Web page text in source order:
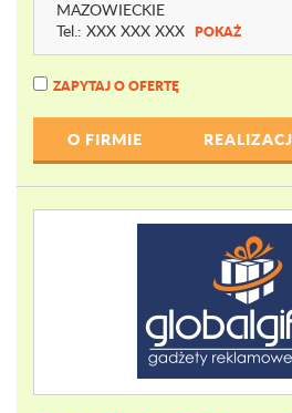
MAZOWIECKIE
Tel.: XXX XXX XXX POKAŻ
ZAPYTAJ O OFERTĘ
O FIRMIE